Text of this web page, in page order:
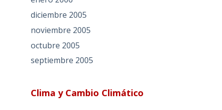
diciembre 2005
noviembre 2005
octubre 2005
septiembre 2005
Clima y Cambio Climático